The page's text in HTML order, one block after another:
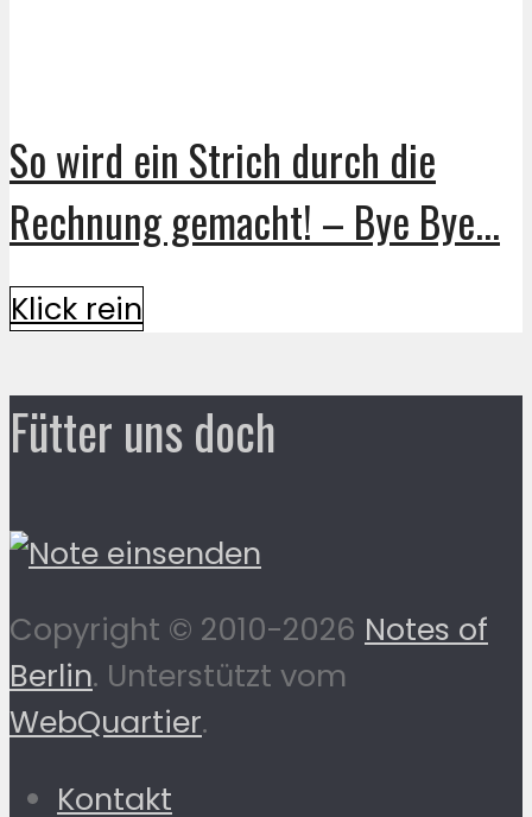
So wird ein Strich durch die
Rechnung gemacht! – Bye Bye...
Klick rein
Fütter uns doch
Copyright © 2010-2026 Notes of
Berlin. Unterstützt vom
WebQuartier.
Kontakt